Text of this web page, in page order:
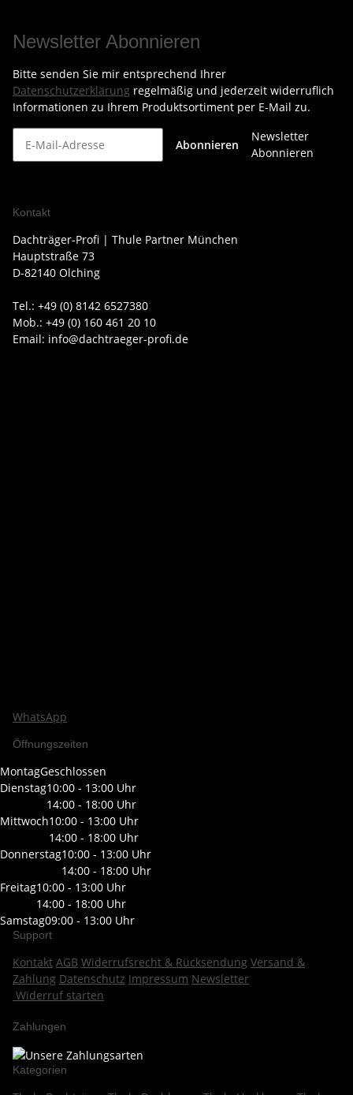
Newsletter Abonnieren
Bitte senden Sie mir entsprechend Ihrer
Datenschutzerklärung regelmäßig und jederzeit widerruflich
Informationen zu Ihrem Produktsortiment per E-Mail zu.
Abonnieren
Newsletter
Abonnieren
Kontakt
Dachträger-Profi | Thule Partner München
Hauptstraße 73
D-82140 Olching
Tel.: +49 (0) 8142 6527380
Mob.: +49 (0) 160 461 20 10
Email: info@dachtraeger-profi.de
WhatsApp
Öffnungszeiten
MontagGeschlossen
Dienstag10:00 - 13:00 Uhr
14:00 - 18:00 Uhr
Mittwoch10:00 - 13:00 Uhr
14:00 - 18:00 Uhr
Donnerstag10:00 - 13:00 Uhr
14:00 - 18:00 Uhr
Freitag10:00 - 13:00 Uhr
14:00 - 18:00 Uhr
Samstag09:00 - 13:00 Uhr
Support
Kontakt AGB Widerrufsrecht & Rücksendung Versand &
Zahlung Datenschutz Impressum Newsletter
Widerruf starten
Zahlungen
Kategorien